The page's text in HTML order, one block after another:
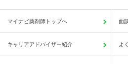
マイナビ薬剤師トップへ 面
キャリアアドバイザー紹介 よ